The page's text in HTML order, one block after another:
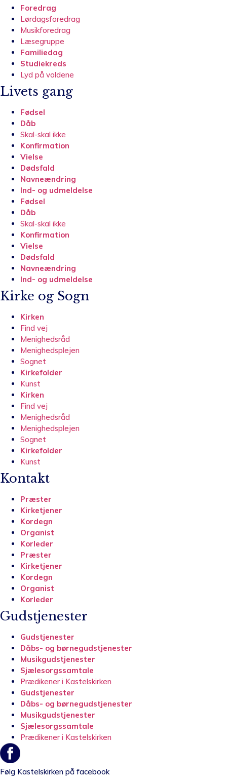
Foredrag
Lørdagsforedrag
Musikforedrag
Læsegruppe
Familiedag
Studiekreds
Lyd på voldene
Livets gang
Fødsel
Dåb
Skal-skal ikke
Konfirmation
Vielse
Dødsfald
Navneændring
Ind- og udmeldelse
Fødsel
Dåb
Skal-skal ikke
Konfirmation
Vielse
Dødsfald
Navneændring
Ind- og udmeldelse
Kirke og Sogn
Kirken
Find vej
Menighedsråd
Menighedsplejen
Sognet
Kirkefolder
Kunst
Kirken
Find vej
Menighedsråd
Menighedsplejen
Sognet
Kirkefolder
Kunst
Kontakt
Præster
Kirketjener
Kordegn
Organist
Korleder
Præster
Kirketjener
Kordegn
Organist
Korleder
Gudstjenester
Gudstjenester
Dåbs- og børnegudstjenester
Musikgudstjenester
Sjælesorgssamtale
Prædikener i Kastelskirken
Gudstjenester
Dåbs- og børnegudstjenester
Musikgudstjenester
Sjælesorgssamtale
Prædikener i Kastelskirken
Følg Kastelskirken på facebook